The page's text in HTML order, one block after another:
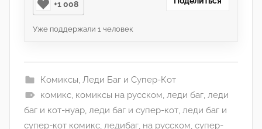
+1 008
Уже поддержали 1 человек
Комиксы, Леди Баг и Супер-Кот
комикс, комиксы на русском, леди баг, леди
баг и кот-нуар, леди баг и супер-кот, леди баг и
супер-кот комикс, ледибаг, на русском, супер-